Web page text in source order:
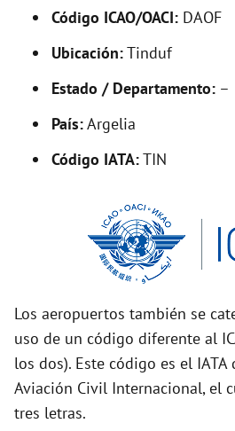
e
o
Código ICAO/OACI: DAOF
Ubicación:Tinduf
Estado / Departamento: –
País:Argelia
Código IATA:TIN
Los aeropuertos también se
uso de un código diferente al
los dos). Este código es el
Aviación Civil Internacional, el
tres letras.